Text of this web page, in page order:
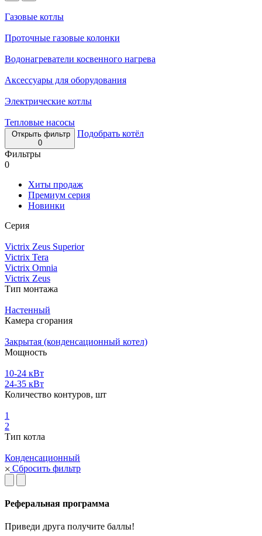
Газовые котлы
Проточные газовые колонки
Водонагреватели косвенного нагрева
Аксессуары для оборудования
Электрические котлы
Тепловые насосы
Открыть фильтр
0
Подобрать котёл
Фильтры
0
Хиты продаж
Премиум серия
Новинки
Серия
Victrix Zeus Superior
Victrix Tera
Victrix Omnia
Victrix Zeus
Тип монтажа
Настенный
Камера сгорания
Закрытая (конденсационный котел)
Мощность
10-24 кВт
24-35 кВт
Количество контуров, шт
1
2
Тип котла
Конденсационный
Сбросить фильтр
Реферальная программа
Приведи друга получите баллы!